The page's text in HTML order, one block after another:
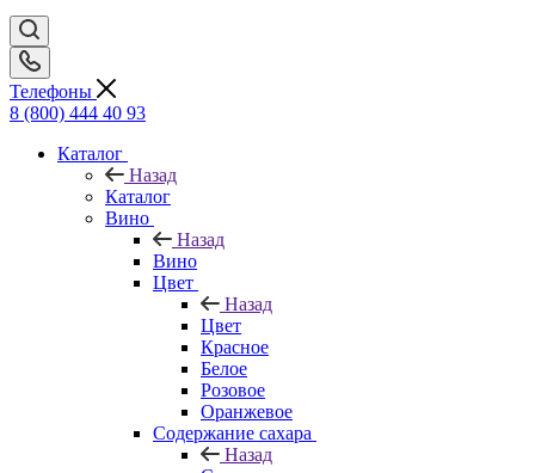
Телефоны
8 (800) 444 40 93
Каталог
Назад
Каталог
Вино
Назад
Вино
Цвет
Назад
Цвет
Красное
Белое
Розовое
Оранжевое
Содержание сахара
Назад